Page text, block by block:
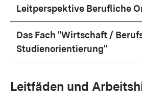
Leitperspektive Berufliche
Das Fach "Wirtschaft /
Studienorientierung"
Leitfäden und